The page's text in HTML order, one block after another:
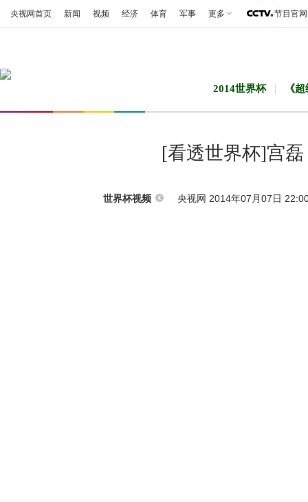
央视网首页 新闻 视频 经济 体育 军事 更多 节目官网
2014世界杯 《
[看透世界杯]宫
世界杯视频 央视网 2014年07月07日